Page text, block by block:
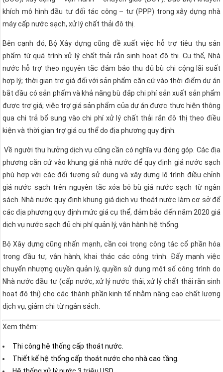
khích mô hình đầu tư đối tác công – tư (PPP) trong xây dựng nhà
máy cấp nước sạch, xử lý chất thải đô thị.
Bên cạnh đó, Bộ Xây dựng cũng đề xuất việc hỗ trợ tiêu thụ sản
phẩm từ quá trình xử lý chất thải rắn sinh hoạt đô thị. Cụ thể, Nhà
nước hỗ trợ theo nguyên tắc đảm bảo thu đủ bù chi cộng lãi suất
hợp lý; thời gian trợ giá đối với sản phẩm căn cứ vào thời điểm dự án
bắt đầu có sản phẩm và khả năng bù đắp chi phí sản xuất sản phẩm
được trợ giá; việc trợ giá sản phẩm của dự án được thực hiện thông
qua chi trả bổ sung vào chi phí xử lý chất thải rắn đô thị theo điều
kiện và thời gian trợ giá cụ thể do địa phương quy định.
Về người thụ hưởng dịch vụ cũng cần có nghĩa vụ đóng góp. Các địa
phương căn cứ vào khung giá nhà nước để quy định giá nước sạch
phù hợp với các đối tượng sử dụng và xây dựng lộ trình điều chỉnh
giá nước sạch trên nguyên tắc xóa bỏ bù giá nước sạch từ ngân
sách. Nhà nước quy định khung giá dịch vụ thoát nước làm cơ sở để
các địa phương quy định mức giá cụ thể, đảm bảo đến năm 2020 giá
dịch vụ nước sạch đủ chi phí quản lý, vận hành hệ thống.
Bộ Xây dựng cũng nhấn mạnh, cần coi trọng công tác cổ phần hóa
trong đầu tư, vận hành, khai thác các công trình. Đẩy mạnh việc
chuyển nhượng quyền quản lý, quyền sử dụng một số công trình do
Nhà nước đầu tư (cấp nước, xử lý nước thải, xử lý chất thải rắn sinh
hoạt đô thị) cho các thành phần kinh tế nhằm nâng cao chất lượng
dịch vụ, giảm chi từ ngân sách.
Xem thêm:
Thi công hệ thống cấp thoát nước.
Thiết kế hệ thống cấp thoát nước cho nhà cao tầng.